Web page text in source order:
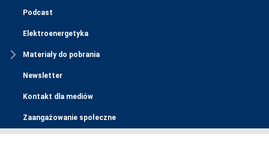
Podcast
Elektroenergetyka
Materiały do pobrania
Newsletter
Kontakt dla mediów
Zaangażowanie społeczne